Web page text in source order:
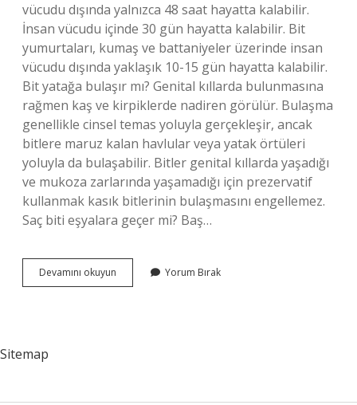
vücudu dışında yalnızca 48 saat hayatta kalabilir.
İnsan vücudu içinde 30 gün hayatta kalabilir. Bit
yumurtaları, kumaş ve battaniyeler üzerinde insan
vücudu dışında yaklaşık 10-15 gün hayatta kalabilir.
Bit yatağa bulaşır mı? Genital kıllarda bulunmasına
rağmen kaş ve kirpiklerde nadiren görülür. Bulaşma
genellikle cinsel temas yoluyla gerçekleşir, ancak
bitlere maruz kalan havlular veya yatak örtüleri
yoluyla da bulaşabilir. Bitler genital kıllarda yaşadığı
ve mukoza zarlarında yaşamadığı için prezervatif
kullanmak kasık bitlerinin bulaşmasını engellemez.
Saç biti eşyalara geçer mi? Baş…
Devamını okuyun
Yastıktan
Yorum Bırak
Sitemap